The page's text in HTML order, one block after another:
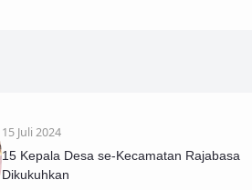
15 Juli 2024
15 Kepala Desa se-Kecamatan Rajabasa
Dikukuhkan